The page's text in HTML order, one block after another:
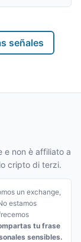
señales
e non è affiliato a
cripto di terzi.
un exchange,
estamos
tu frase
sensibles.